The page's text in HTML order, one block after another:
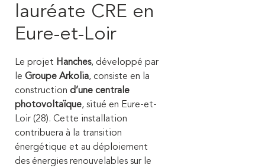
lauréate CRE en
Eure-et-Loir
Le projet Hanches, développé par
le Groupe Arkolia, consiste en la
construction d’une centrale
photovoltaïque, situé en Eure-et-
Loir (28). Cette installation
contribuera à la transition
énergétique et au déploiement
des énergies renouvelables sur le